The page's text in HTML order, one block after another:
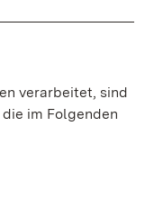
verarbeitet, sind
die im Folgenden